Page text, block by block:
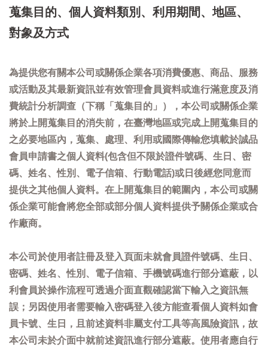
蒐集目的、個人資料類別、利用期間、地區、
對象及方式
為提供您有關本公司或關係企業各項消費優惠、商品、服務
或活動及其最新資訊並有效管理會員資料或進行滿意度及消
費統計分析調查（下稱「蒐集目的」），本公司或關係企業
將於上開蒐集目的消失前，在臺灣地區或完成上開蒐集目的
之必要地區內，蒐集、處理、利用或國際傳輸您填載於誠品
會員申請書之個人資料(包含但不限於證件號碼、生日、密
碼、姓名、性別、電子信箱、行動電話)或日後經您同意而
提供之其他個人資料。在上開蒐集目的範圍內，本公司或關
係企業可能會將您全部或部分個人資料提供予關係企業或合
作廠商。
本公司於使用者註冊及登入頁面未就會員證件號碼、生日、
密碼、姓名、性別、電子信箱、手機號碼進行部分遮蔽，以
利會員於操作流程可透過介面直觀確認當下輸入之資訊無
誤；另因使用者需要輸入密碼登入後方能查看個人資料如會
員卡號、生日，且前述資料非屬支付工具等高風險資訊，故
本公司未於介面中就前述資訊進行部分遮蔽。使用者應自行